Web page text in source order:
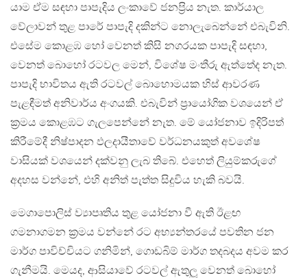
යාම ඒම සඳහා පාපැදිය ලංකාවේ ජනප‍්‍රිය නැත. කාර්යාල
වේලාවන් තුළ පාරේ පාපැදි දකින්ට නොලැබෙන්නේ එබැවිනි.
එසේම කොළඹ හෝ වෙනත් කිසි නගරයක පාපැදි සඳහා,
වෙනත් බොහෝ රටවල මෙන්, විශේෂ මංතීරු ඇත්තේද නැත.
පාපැදි භාවිතය ඇති රටවල් බොහොමයක හිස් ආවරණ
පැළඳීමත් අනිවාර්ය අංගයකි. එබැවින් ප‍්‍රායෝගික වශයෙන් ඒ
ක‍්‍රමය කොළඹට ගැලපෙන්නේ නැත. මේ යෝජනාව ඉදිරිපත්
කිරීමේදී නිෂ්පාදන ඵලදායීතාවේ වර්ධනයකුත් අවශේෂ
වාසියක් වශයෙන් දක්වනු ලැබ තිබේ. එහෙත් ලියුම්කරුගේ
අදහස වන්නේ, එහි අනිත් පැත්ත සිදුවිය හැකි බවයි.
මෙගාපොලිස් ව්‍යාපෘතිය තුළ යෝජනා වී ඇති ඊළඟ
ගමනාගමන ක‍්‍රමය වන්නේ රට අභ්‍යන්තරයේ පවතින ජන
මාර්ග පාවිච්චියට ගනිමින්, ගොඩබිම් මාර්ග තදබදය අවම කර
ගැනීමයි. මෙයද, ආසියාවේ රටවල් ඇතුලූ වෙනත් බොහෝ